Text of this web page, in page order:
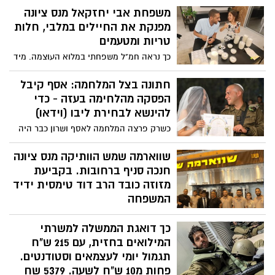
משפחת אבי יחזקאל מנס ציונה
מפנקת את החיילים במלבי, חלות
טריות ומטעמים
כך נראה חמ"ל משפחתי במלוא העוצמה. מיד
יום שישי אורזים עזרא אבי יחזקאל, עאדל,
מנס ציונה 1000 קופסאות מלבי חלות עוגות
שתיה קלה ועוד מטעמים ומחלקת לחיילים
בבסיסים הקרובים. היום הם בדרכם לצאלים
חתונה בצל המלחמה: אסף קיבל
הפסקה מהלחימה בעזה - כדי
להינשא לבחירת ליבו (וידאו)
כשרק פרצה המלחמה לאסף ושרון כבר היה
ברור שכנראה לא יוכלו לקיים את החתונה
שלהם בשני בנובמבר כמתוכנן. שניהם גויסו
למילואים ואסף נכנס להילחם ברצועת עזה.
למרות זאת, השניים לא אמרו נואש והחליטו
טובים זה הפך לאירוע של ממש. בתחילת
הפסקה מהלחימה כדי להינשא לבחירת ליבו.
כשהוא לבוש מדי צה"ל ונושא עליו את נשקו,
השניים נכנסו תחת החופה כשרמי קליינשטיין
מלווה אותם בשירה. הרב היה רב צבאי,
שווארמה שמש הוותיקה מנס ציונה
חנכה סניף ברחובות. בקביעת
מזוזה כובד הרב דוד טימסית ידיד
המשפחה
מי לא מכיר את שווארמה שמש בנס ציונה?.
היום התבשרנו על פתיחת סניף חדש ברחוב
הרצל 168רחובות שייקרא, איך לא, "שווארמה
שמש" הסניף הוא בבעלות משפחת אילן
(שמש) מנס ציונה, כאשר גולת הכותרת
כך דואגת הממשלה למשרתי
המילואים בחזית, עם 215 ש"ח
תגמול יומי לעצמאים וסטודנטים.
פחות מ10 ש"ח לשעה. 5379 שח